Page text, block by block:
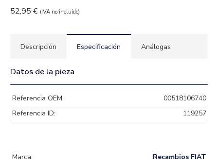
52,95 € (IVA no incluído)
Descripción Especificación Análogas
Datos de la pieza
Referencia OEM:
00518106740
Referencia ID:
119257
Marca:
Recambios FIAT